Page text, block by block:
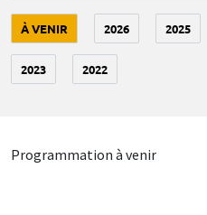
À VENIR 2026 2025
2023 2022
Programmation à venir